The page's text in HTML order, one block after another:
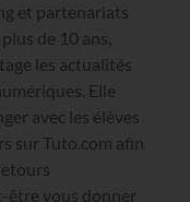
et partenariats
de 10 ans,
les actualités
Elle
avec les élèves
sur Tuto.com afin
être vous donner